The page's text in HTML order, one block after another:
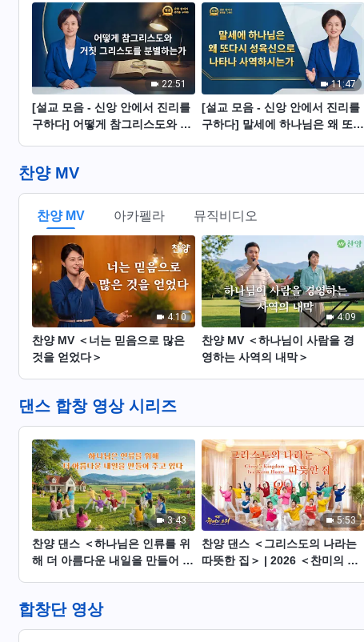
22:51
[설교 모음 - 신앙 안에서 진리를
구하다] 어떻게 참그리스도와 거
11:47
[설교 모음 - 신앙 안에서 진리를
구하다] 말세에 하나님은 왜 또다
찬양 MV
찬양 MV 아카펠라 뮤직비디오
4:10
찬양 MV ＜너는 믿음으로 많은
것을 얻었다＞
4:09
찬양 MV ＜하나님이 사람을 경
영하는 사역의 내막＞
댄스 합창 영상 시리즈
3:43
찬양 댄스 ＜하나님은 인류를 위
해 더 아름다운 내일을 만들어 주
5:53
찬양 댄스 ＜그리스도의 나라는
따뜻한 집＞ | 2026 ＜찬미의 소
합창단 영상